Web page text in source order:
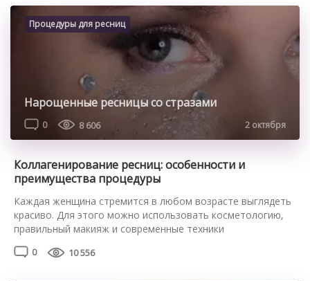
воздействуя на клей, может привести к его разрушению, в
результате чего искусственные […]
Процедуры для ресниц
Нарощенные ресницы со стразами
0 8 606 2 октября
Коллагенирование ресниц: особенности и
преимущества процедуры
Каждая женщина стремится в любом возрасте выглядеть
красиво. Для этого можно использовать косметологию,
правильный макияж и современные техники
усовершенствования внешности. Коллагенирование
ресниц – это простая, но эффективная процедура,
0 10 556